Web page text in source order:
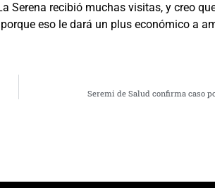
recibió muchas visitas, y creo
eso le dará un plus económico a
Seremi de Salud confirma caso